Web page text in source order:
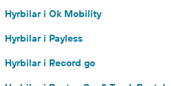
Hyrbilar i Ok Mobility
Hyrbilar i Payless
Hyrbilar i Record go